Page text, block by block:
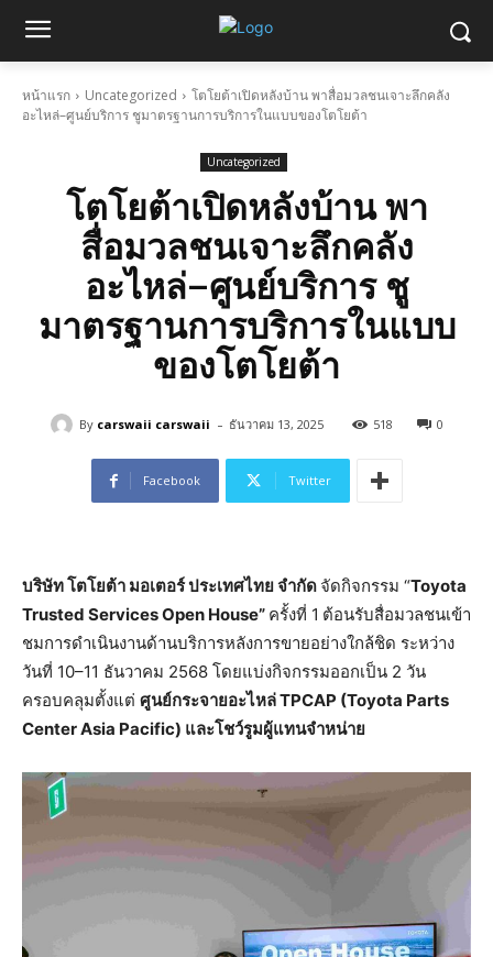
หน้าแรก Uncategorized
โตโยต้าเปิดหลังบ้าน พาสื่อมวลชนเจาะลึกคลัง
อะไหล่–ศูนย์บริการ ชูมาตรฐานการบริการในแบบของโตโยต้า
Uncategorized
โตโยต้าเปิดหลังบ้าน พา
สื่อมวลชนเจาะลึกคลัง
อะไหล่–ศูนย์บริการ ชู
มาตรฐานการบริการในแบบ
ของโตโยต้า
By carswaii carswaii - ธันวาคม 13, 2025 518 0
Facebook Twitter
บริษัท โตโยต้า มอเตอร์ ประเทศไทย จำกัด จัดกิจกรรม “Toyota
Trusted Services Open House” ครั้งที่ 1 ต้อนรับสื่อมวลชนเข้า
ชมการดำเนินงานด้านบริการหลังการขายอย่างใกล้ชิด ระหว่าง
วันที่ 10–11 ธันวาคม 2568 โดยแบ่งกิจกรรมออกเป็น 2 วัน
ครอบคลุมตั้งแต่ ศูนย์กระจายอะไหล่TPCAP (Toyota Parts
Center Asia Pacific) และโชว์รูมผู้แทนจำหน่าย